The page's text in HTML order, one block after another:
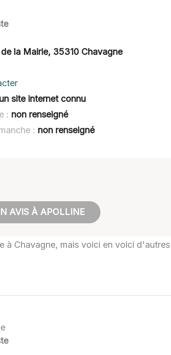
la Mairie, 35310 Chavagne
site internet connu
: non renseigné
: non renseigné
AVIS À APOLLINE
Chavagne, mais voici en voici